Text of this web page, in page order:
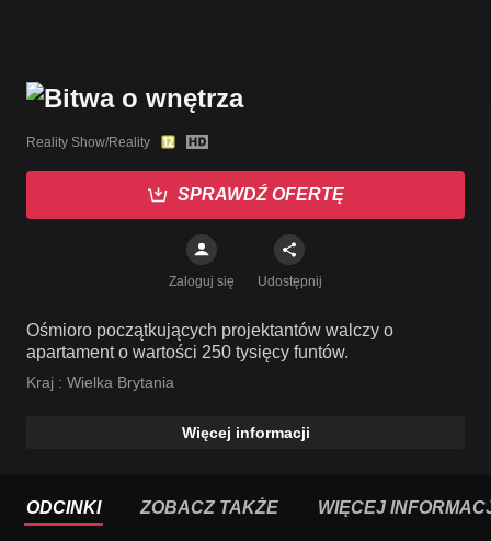
Reality Show/Reality
SPRAWDŹ OFERTĘ
Zaloguj się Udostępnij
Ośmioro początkujących projektantów walczy o
apartament o wartości 250 tysięcy funtów.
Kraj : Wielka Brytania
Więcej informacji
ODCINKI ZOBACZ TAKŻE WIĘCEJ